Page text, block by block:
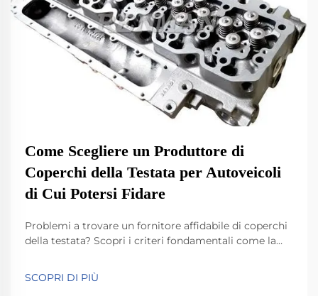
Come Scegliere un Produttore di
Coperchi della Testata per Autoveicoli
di Cui Potersi Fidare
Problemi a trovare un fornitore affidabile di coperchi
della testata? Scopri i criteri fondamentali come la
16949 e l'innovazione nei design leggeri. Scopri come
i principali produttori garantiscono prestazioni,
SCOPRI DI PIÙ